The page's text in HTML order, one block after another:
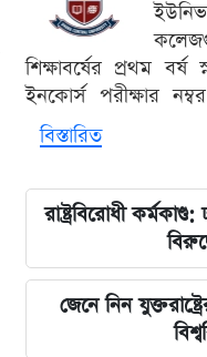
শিক্ষাবর্ষের প্রথম বর্ষ
ইনকোর্স পরীক্ষার
বিস্তারিত
রাষ্ট্রবিরোধী
জেনে নিন